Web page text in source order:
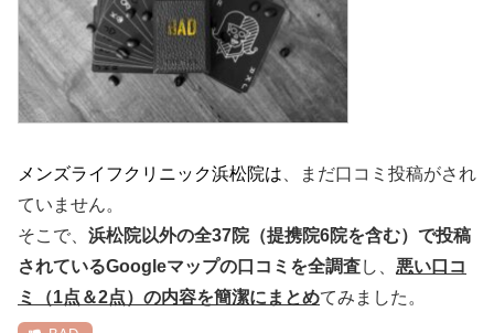
メンズライフクリニック浜松院は 、まだ口コミ投稿がされ
ていません。
そこで、 浜松院以外の全37院（提携院6院を含む）で投稿
されているGoogleマップの口コミを全調査し、 悪い口コ
ミ（1点＆2点）の内容を簡潔にまとめてみました。